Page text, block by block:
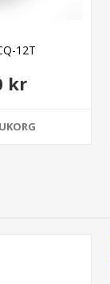
12T
kr